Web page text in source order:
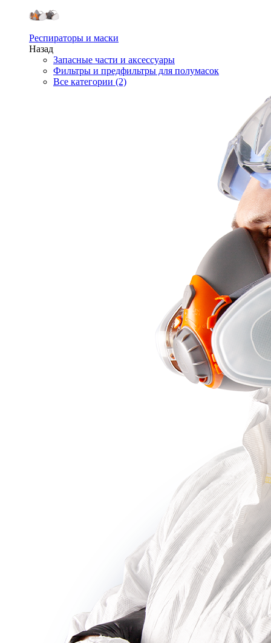
Респираторы и маски
Назад
Запасные части и аксессуары
Фильтры и предфильтры для полумасок
Все категории (2)